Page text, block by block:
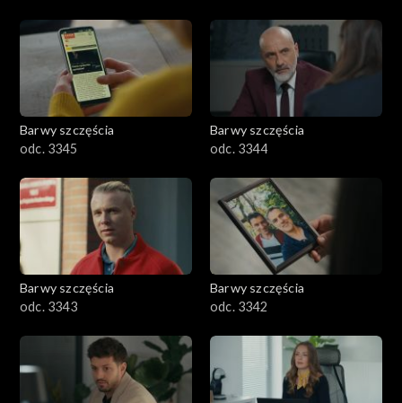
Barwy szczęścia
odc. 3345
Barwy szczęścia
odc. 3344
Barwy szczęścia
odc. 3343
Barwy szczęścia
odc. 3342